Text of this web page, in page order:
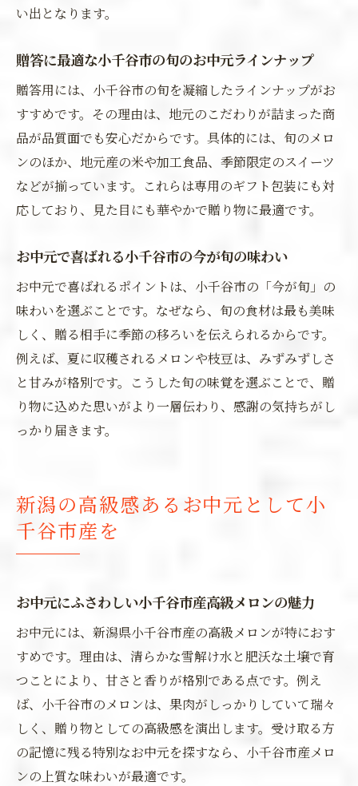
い出となります。
贈答に最適な小千谷市の旬のお中元ラインナップ
贈答用には、小千谷市の旬を凝縮したラインナップがお
すすめです。その理由は、地元のこだわりが詰まった商
品が品質面でも安心だからです。具体的には、旬のメロ
ンのほか、地元産の米や加工食品、季節限定のスイーツ
などが揃っています。これらは専用のギフト包装にも対
応しており、見た目にも華やかで贈り物に最適です。
お中元で喜ばれる小千谷市の今が旬の味わい
お中元で喜ばれるポイントは、小千谷市の「今が旬」の
味わいを選ぶことです。なぜなら、旬の食材は最も美味
しく、贈る相手に季節の移ろいを伝えられるからです。
例えば、夏に収穫されるメロンや枝豆は、みずみずしさ
と甘みが格別です。こうした旬の味覚を選ぶことで、贈
り物に込めた思いがより一層伝わり、感謝の気持ちがし
っかり届きます。
新潟の高級感あるお中元として小
千谷市産を
お中元にふさわしい小千谷市産高級メロンの魅力
お中元には、新潟県小千谷市産の高級メロンが特におす
すめです。理由は、清らかな雪解け水と肥沃な土壌で育
つことにより、甘さと香りが格別である点です。例え
ば、小千谷市のメロンは、果肉がしっかりしていて瑞々
しく、贈り物としての高級感を演出します。受け取る方
の記憶に残る特別なお中元を探すなら、小千谷市産メロ
ンの上質な味わいが最適です。